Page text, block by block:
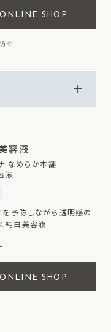
ONLINE SHOP
ぐ
容液
なめらか本舗
液
を予防しながら透明感の
純白美容液
ONLINE SHOP